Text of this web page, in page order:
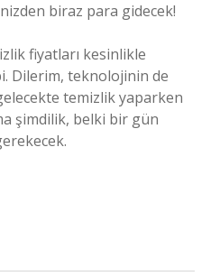
biraz para gidecek!
fiyatları kesinlikle
Dilerim, teknolojinin de
temizlik yaparken
şimdilik, belki bir gün